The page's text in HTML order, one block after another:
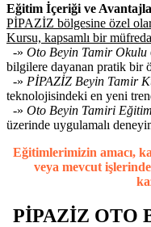
Eğitim İçeriği ve
PİPAZİZ bölgesine özel
Kursu, kapsamlı bir
-» Oto Beyin Tamir Okulu
bilgilere dayanan pratik bir
-» PİPAZİZ Beyin Tamir
teknolojisindeki en yeni
-» Oto Beyin Tamiri
üzerinde uygulamalı
Eğitimlerimizin amacı,
veya mevcut
PİPAZİZ OTO